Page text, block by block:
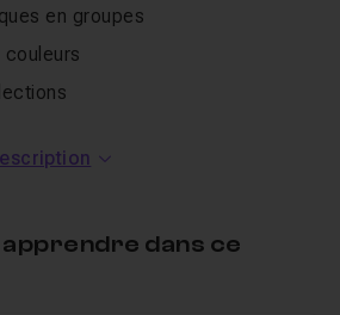
en groupes
à ceux qui n'ont jamais
apprendre dans ce